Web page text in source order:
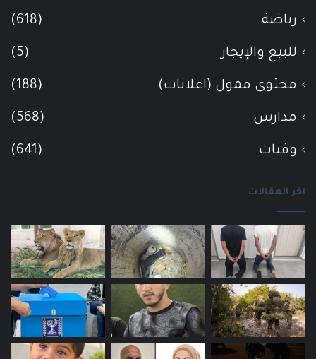
رياضة (618)
للبيع والإيجار (5)
محتوى ممول (اعلانات) (188)
مدارس (568)
وفيات (641)
اخر المقالات